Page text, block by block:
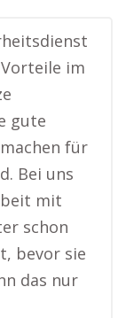
im
gute
für
Bei uns
mit
schon
bevor sie
das nur